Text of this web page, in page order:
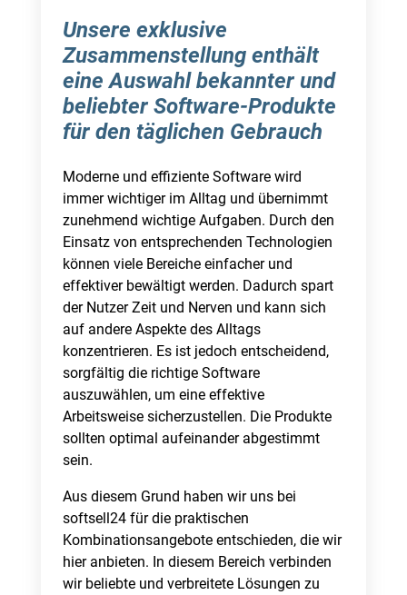
Unsere exklusive
Zusammenstellung enthält
eine Auswahl bekannter und
beliebter Software-Produkte
für den täglichen Gebrauch
Moderne und effiziente Software wird
immer wichtiger im Alltag und übernimmt
zunehmend wichtige Aufgaben. Durch den
Einsatz von entsprechenden Technologien
können viele Bereiche einfacher und
effektiver bewältigt werden. Dadurch spart
der Nutzer Zeit und Nerven und kann sich
auf andere Aspekte des Alltags
konzentrieren. Es ist jedoch entscheidend,
sorgfältig die richtige Software
auszuwählen, um eine effektive
Arbeitsweise sicherzustellen. Die Produkte
sollten optimal aufeinander abgestimmt
sein.
Aus diesem Grund haben wir uns bei
softsell24 für die praktischen
Kombinationsangebote entschieden, die wir
hier anbieten. In diesem Bereich verbinden
wir beliebte und verbreitete Lösungen zu